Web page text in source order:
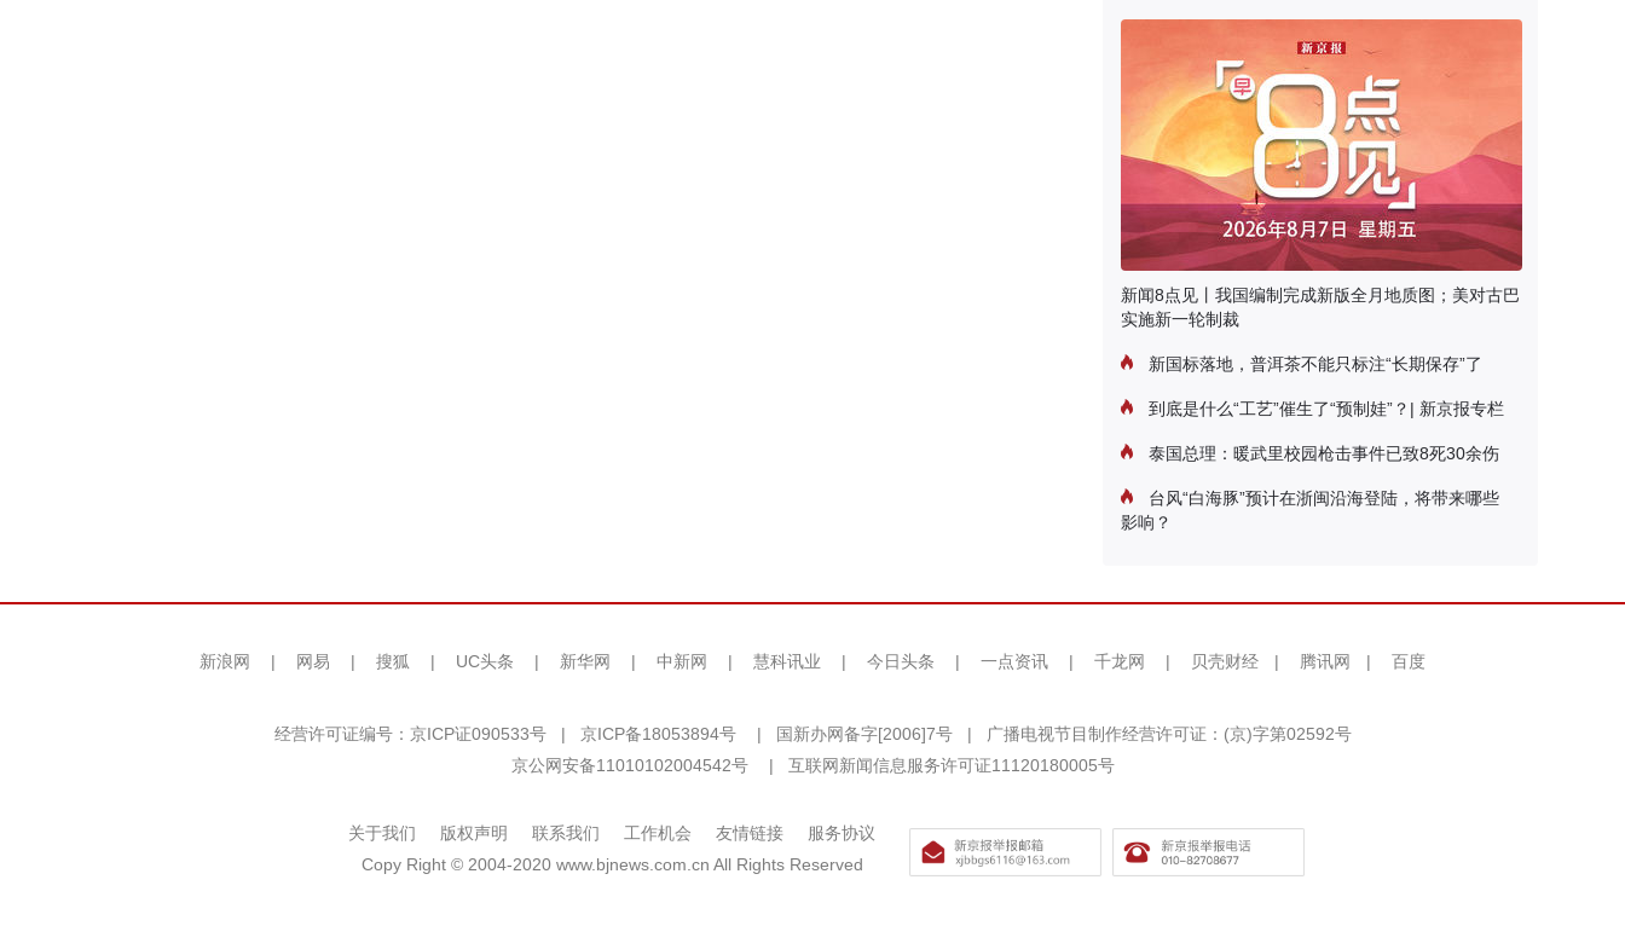
新闻8点见丨我国编制完成新版全月地质图；美对古巴
实施新一轮制裁
新国标落地，普洱茶不能只标注“长期保存”了
到底是什么“工艺”催生了“预制娃”？| 新京报专栏
泰国总理：暖武里校园枪击事件已致8死30余伤
台风“白海豚”预计在浙闽沿海登陆，将带来哪些
影响？
新浪网 | 网易 | 搜狐 | UC头条 | 新华网 | 中新网 | 慧科讯业 | 今日头条 | 一点资讯 | 千龙网 | 贝壳财经 | 腾讯网 | 百度
经营许可证编号：京ICP证090533号 | 京ICP备18053894号 | 国新办网备字[2006]7号 |
广播电视节目制作经营许可证：(京)字第02592号
京公网安备11010102004542号
| 互联网新闻信息服务许可证11120180005号
关于我们 版权声明 联系我们 工作机会 友情链接
服务协议
Copy Right © 2004-2020 www.bjnews.com.cn All Rights Reserved